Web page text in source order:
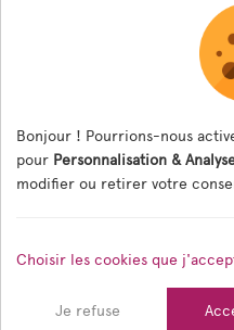
Formulaire
Les
Documents
Bonjour ! Pourrions-nous
pour Personnalisation &
modifier ou retirer votre
Choisir les cookies que
Je refuse